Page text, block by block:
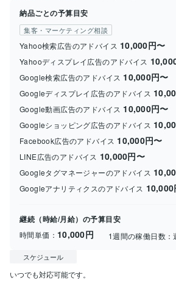
納品ごとの予算目安
集客・マーケティング相談
Yahoo検索広告のアドバイス 10,000円〜
Yahooディスプレイ広告のアドバイス
Google検索広告のアドバイス 10,000円〜
Googleディスプレイ広告のアドバイス
Google動画広告のアドバイス 10,000円〜
Googleショッピング広告のアドバイス
Facebook広告のアドバイス 10,000円〜
LINE広告のアドバイス 10,000円〜
Googleタグマネージャーのアドバイス
Googleアナリティクスのアドバイス 10,000
継続（時給/月給）の予算目安
時間単価： 10,000円 1週間の稼働日数：
スケジュール
いつでも対応可能です。